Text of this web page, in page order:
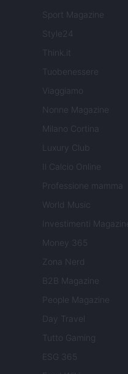
Sport Magazine
Style24
Think.it
Tuobenessere
Viaggiamo
Nonne Magazine
Milano Cortina
Luxury Club
Il Calcio Online
Professione mamma
World Music
Investimenti Magazine
Money 365
Zona Nerd
B2B Magazine
People Magazine
Day Travel
Tutto Gaming
ESG 365